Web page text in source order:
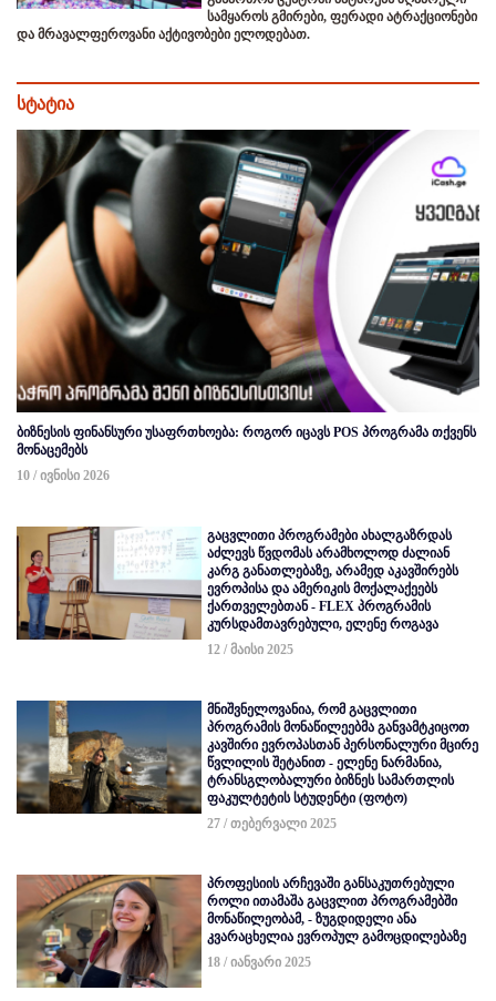
სამყაროს გმირები, ფერადი ატრაქციონები
და მრავალფეროვანი აქტივობები ელოდებათ.
სტატია
ბიზნესის ფინანსური უსაფრთხოება: როგორ იცავს POS პროგრამა თქვენს
მონაცემებს
10 / ივნისი 2026
გაცვლითი პროგრამები ახალგაზრდას
აძლევს წვდომას არამხოლოდ ძალიან
კარგ განათლებაზე, არამედ აკავშირებს
ევროპისა და ამერიკის მოქალაქეებს
ქართველებთან - FLEX პროგრამის
კურსდამთავრებული, ელენე როგავა
12 / მაისი 2025
მნიშვნელოვანია, რომ გაცვლითი
პროგრამის მონაწილეებმა განვამტკიცოთ
კავშირი ევროპასთან პერსონალური მცირე
წვლილის შეტანით - ელენე ნარმანია,
ტრანსგლობალური ბიზნეს სამართლის
ფაკულტეტის სტუდენტი (ფოტო)
27 / თებერვალი 2025
პროფესიის არჩევაში განსაკუთრებული
როლი ითამაშა გაცვლით პროგრამებში
მონაწილეობამ, - ზუგდიდელი ანა
კვარაცხელია ევროპულ გამოცდილებაზე
18 / იანვარი 2025